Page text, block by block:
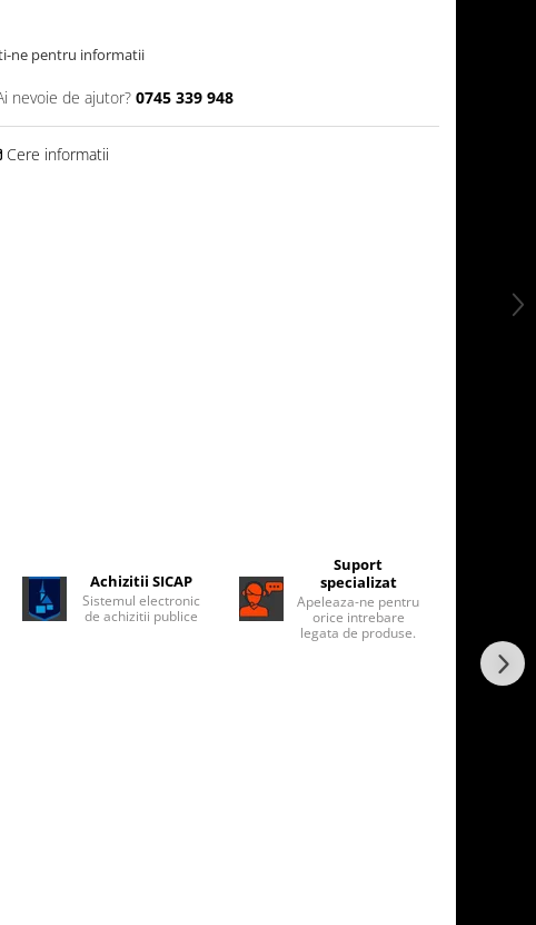
ne pentru informatii
nevoie de ajutor? 0745 339 948
Cere informatii
Achizitii SICAP
Sistemul electronic
de achizitii publice
Suport
specializat
Apeleaza-ne pentru
orice intrebare
legata de produse.